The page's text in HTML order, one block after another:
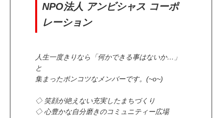
NPO法人 アンビシャス コーポ
レーション
人生一度きりなら「何かできる事はないか…」
と
集まったポンコツなメンバーです。(~o~)
◇ 笑顔が絶えない充実したまちづくり
◇ 心豊かな自分磨きのコミュニティー広場